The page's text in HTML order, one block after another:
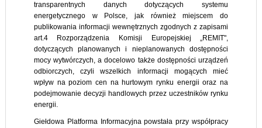
transparentnych danych dotyczących systemu
energetycznego w Polsce, jak również miejscem do
publikowania informacji wewnętrznych zgodnych z zapisami
art.4 Rozporządzenia Komisji Europejskiej „REMIT",
dotyczących planowanych i nieplanowanych dostępności
mocy wytwórczych, a docelowo także dostępności urządzeń
odbiorczych, czyli wszelkich informacji mogących mieć
wpływ na poziom cen na hurtowym rynku energii oraz na
podejmowanie decyzji handlowych przez uczestników rynku
energii.
Giełdowa Platforma Informacyjna powstała przy współpracy